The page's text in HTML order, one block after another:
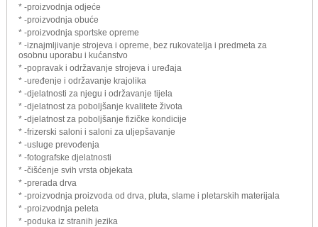
* -proizvodnja odjeće
* -proizvodnja obuće
* -proizvodnja sportske opreme
* -iznajmljivanje strojeva i opreme, bez rukovatelja i predmeta za
osobnu uporabu i kućanstvo
* -popravak i održavanje strojeva i uređaja
* -uređenje i održavanje krajolika
* -djelatnosti za njegu i održavanje tijela
* -djelatnost za poboljšanje kvalitete života
* -djelatnost za poboljšanje fizičke kondicije
* -frizerski saloni i saloni za uljepšavanje
* -usluge prevođenja
* -fotografske djelatnosti
* -čišćenje svih vrsta objekata
* -prerada drva
* -proizvodnja proizvoda od drva, pluta, slame i pletarskih materijala
* -proizvodnja peleta
* -poduka iz stranih jezika